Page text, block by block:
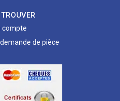
compte
de pièce